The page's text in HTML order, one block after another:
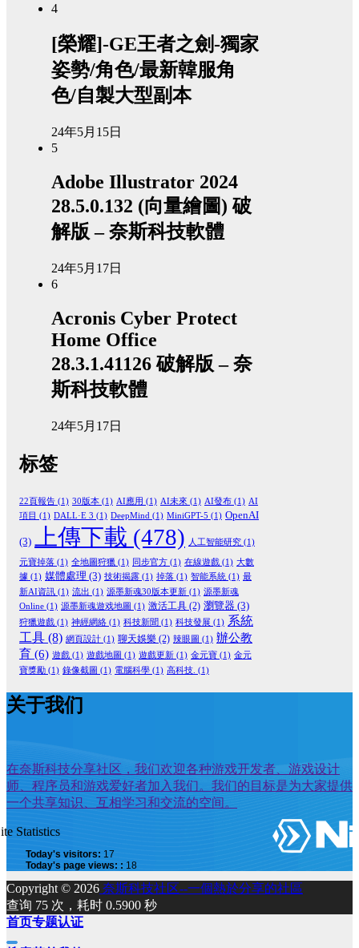
4
[榮耀]-GE王者之劍-獨家
姿勢/角色/最新韓服角
色/自製大型副本
24年5月15日
5
Adobe Illustrator 2024
28.5.0.132 (向量繪圖) 破
解版 – 奈斯科技軟體
24年5月17日
6
Acronis Cyber Protect
Home Office
28.3.1.41126 破解版 – 奈
斯科技軟體
24年5月17日
标签
22頁報告 (1) 30版本 (1) AI應用 (1) AI未來 (1) AI發布 (1) AI
項目 (1) DALL·E 3 (1) DeepMind (1) MiniGPT-5 (1) OpenAI
(3) 上傳下載 (478) 人工智能研究 (1)
元寶掉落 (1) 全地圖狩獵 (1) 同步官方 (1) 在線遊戲 (1) 大數
據 (1) 媒體處理 (3) 技術揭露 (1) 掉落 (1) 智能系統 (1) 最
新AI資訊 (1) 流出 (1) 源墨新魂30版本更新 (1) 源墨新魂
Online (1) 源墨新魂遊戏地圖 (1) 激活工具 (2) 瀏覽器 (3)
狩獵遊戲 (1) 神經網絡 (1) 科技新聞 (1) 科技發展 (1) 系統
工具 (8) 網頁設計 (1) 聊天娛樂 (2) 辣眼圖 (1) 辦公教
育 (6) 遊戲 (1) 遊戲地圖 (1) 遊戲更新 (1) 金元寶 (1) 金元
寶獎勵 (1) 錄像截圖 (1) 電腦科學 (1) 高科技. (1)
关于我们
在奈斯科技分享社区，我们欢迎各种游戏开发者、游戏设计
师、程序员和游戏爱好者加入我们。我们的目标是为大家提供
一个共享知识、互相学习和交流的空间。
Statistics
Today's visitors: 17
Today's page views: : 18
Copyright © 2026 奈斯科技社区--一個熱於分享的社區
查询 75 次，耗时 0.5900 秒
首页专题认证